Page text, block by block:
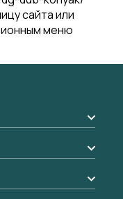
сайта или
меню